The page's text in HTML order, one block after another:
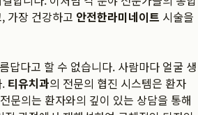
가장 건강하고 안전한라미네이트 시술을
답다고 할 수 없습니다. 사람마다 얼굴 생
티유치과의 전문의 협진 시스템은 환자
문의는 환자와의 깊이 있는 상담을 통해